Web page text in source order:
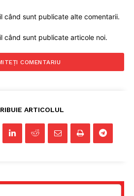
când sunt publicate alte comentarii.
când sunt publicate articole noi.
ARTICOLUL